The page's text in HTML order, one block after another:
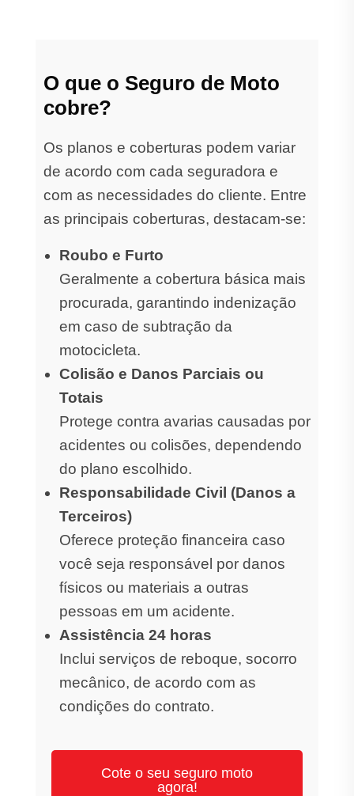
O que o Seguro de Moto
cobre?
Os planos e coberturas podem variar
de acordo com cada seguradora e
com as necessidades do cliente. Entre
as principais coberturas, destacam-se:
Roubo e Furto
Geralmente a cobertura básica mais
procurada, garantindo indenização
em caso de subtração da
motocicleta.
Colisão e Danos Parciais ou
Totais
Protege contra avarias causadas por
acidentes ou colisões, dependendo
do plano escolhido.
Responsabilidade Civil (Danos a
Terceiros)
Oferece proteção financeira caso
você seja responsável por danos
físicos ou materiais a outras
pessoas em um acidente.
Assistência 24 horas
Inclui serviços de reboque, socorro
mecânico, de acordo com as
condições do contrato.
Cote o seu seguro moto
agora!